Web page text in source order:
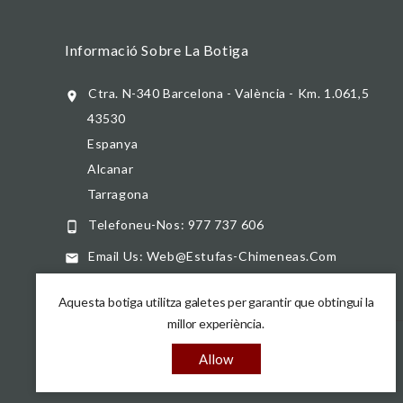
Informació Sobre La Botiga

Ctra. N-340 Barcelona - València - Km. 1.061,5
43530
Espanya
Alcanar
Tarragona
 Telefoneu-Nos: 977 737 606
 Email Us: Web@estufas-Chimeneas.com
Aquesta botiga utilitza galetes per garantir que obtingui la
millor experiència.
Allow